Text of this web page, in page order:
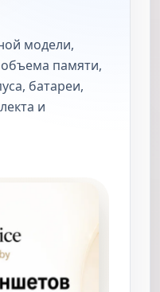
модели,
памяти,
батареи,
и